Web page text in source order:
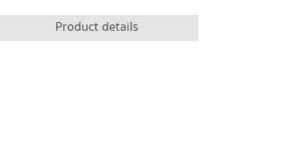
Product details